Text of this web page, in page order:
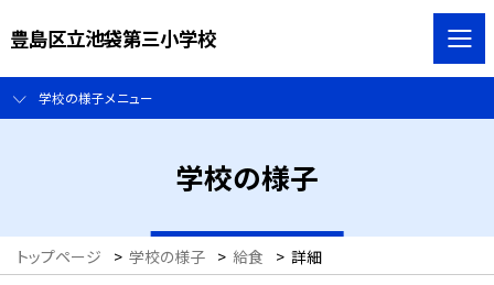
豊島区立池袋第三小学校
学校の様子メニュー
学校の様子
トップページ > 学校の様子 > 給食 > 詳細